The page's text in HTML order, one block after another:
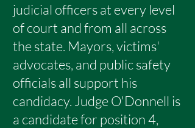
judicial officers at every level
of court and from all across
the state. Mayors, victims'
advocates, and public safety
officials all support his
candidacy. Judge O'Donnell is
a candidate for position 4,